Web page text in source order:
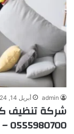
admin أبريل 14, 2024
شركة تنظيف
0555980700 – خصم30%